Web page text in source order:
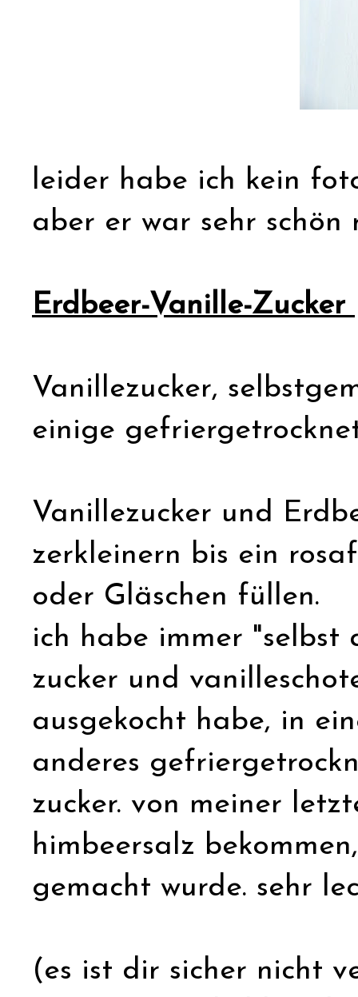
leider habe ich kein
aber er war sehr schön
Erdbeer-Vanille-Zucker
Vanillezucker,
einige
Vanillezucker und
zerkleinern bis ein
oder Gläschen füllen.
ich habe immer "selbst
zucker und
ausgekocht habe, in
anderes
zucker. von meiner
himbeersalz
gemacht wurde. sehr
(es ist dir sicher nicht